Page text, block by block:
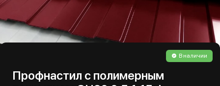
В наличии
Профнастил с полимерным